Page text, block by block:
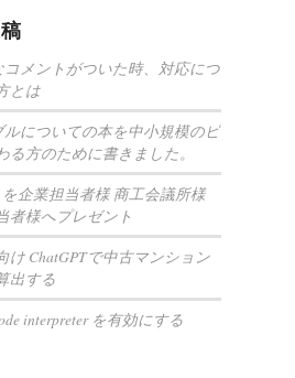
コメントがついた時、対応につ
とは
ルについての本を中小規模のビ
る方のために書きました。
を企業担当者様 商工会議所様
者様へプレゼント
け ChatGPTで中古マンション
出する
interpreter を有効にする